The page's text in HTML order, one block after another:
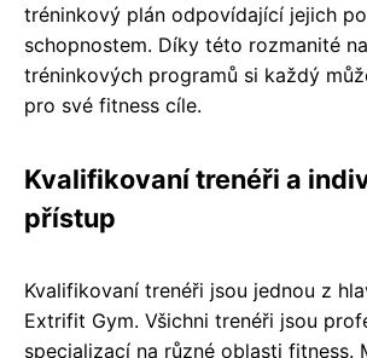
tréninkový plán odpovídající jejich
schopnostem. Díky této rozmanité
tréninkových programů si každý
pro své fitness cíle.
Kvalifikovaní trenéři a
přístup
Kvalifikovaní trenéři jsou jednou z
Extrifit Gym. Všichni trenéři jsou
specializací na různé oblasti fitness.